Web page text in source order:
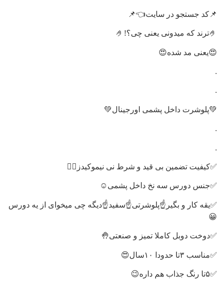
📌کد جستجو در سایت👈📌
🤌ترند که میدونی یعنی چی؟!🤌
😍یعنی مد شده😍
.
.
💚پلوشرت داخل پشمی اورجینال💚
.
.
✅کیفیت تضمین بی قید و شرط نی نیموکیدز🙋‍♀️
✅جنس دورس سه نخ داخل پشمی☺️
✅یقه کار و بگیر☝️پلوشرتی☝️سفید☝️دیگه چی میخوای از یه دورس
😀
✅دوخت دوبل کاملا تمیز و صنعتی🤚
✅مناسب ۳تا حدودا ۱۰سال😍
✅۵تا رنگ جذاب هم داره😉